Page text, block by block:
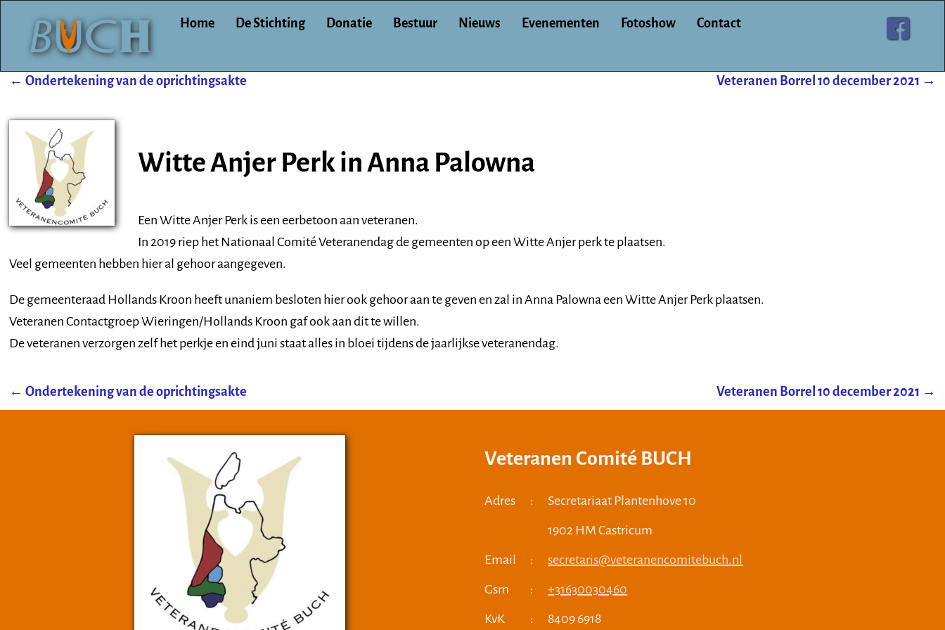
Home De Stichting Donatie Bestuur Nieuws Evenementen Fotoshow Contact
← Ondertekening van de oprichtingsakte Veteranen Borrel 10 december 2021 →
Witte Anjer Perk in Anna Palowna
Een Witte Anjer Perk is een eerbetoon aan veteranen.
In 2019 riep het Nationaal Comité Veteranendag de gemeenten op een Witte Anjer perk te plaatsen.
Veel gemeenten hebben hier al gehoor aangegeven.
De gemeenteraad Hollands Kroon heeft unaniem besloten hier ook gehoor aan te geven en zal in Anna Palowna een Witte Anjer Perk plaatsen.
Veteranen Contactgroep Wieringen/Hollands Kroon gaf ook aan dit te willen.
De veteranen verzorgen zelf het perkje en eind juni staat alles in bloei tijdens de jaarlijkse veteranendag.
Post navigation
← Ondertekening van de oprichtingsakte Veteranen Borrel 10 december 2021 →
Veteranen Comité BUCH
Adres : Secretariaat Plantenhove 10
1902 HM Castricum
Email : secretaris@veteranencomitebuch.nl
Gsm : +31630030460
KvK : 8409 6918